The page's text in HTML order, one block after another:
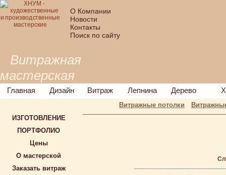
О Компании
Новости
Контакты
Поиск по сайту
Витражная
мастерская
Главная Дизайн Витраж Лепнина Дерево
Витражные потолки
ИЗГОТОВЛЕНИЕ
ПОРТФОЛИО
Цены
О мастерской
Заказать витраж